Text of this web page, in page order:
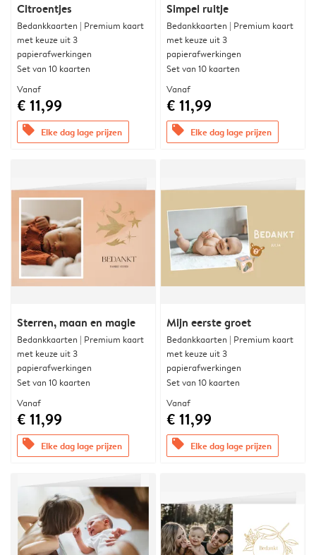
Citroentjes
Bedankkaarten | Premium kaart
met keuze uit 3
papierafwerkingen
Set van 10 kaarten
Vanaf
€ 11,99
offers Elke dag lage prijzen
Simpel ruitje
Bedankkaarten | Premium kaart
met keuze uit 3
papierafwerkingen
Set van 10 kaarten
Vanaf
€ 11,99
offers Elke dag lage prijzen
Sterren, maan en magie
Bedankkaarten | Premium kaart
met keuze uit 3
papierafwerkingen
Set van 10 kaarten
Vanaf
€ 11,99
offers Elke dag lage prijzen
Mijn eerste groet
Bedankkaarten | Premium kaart
met keuze uit 3
papierafwerkingen
Set van 10 kaarten
Vanaf
€ 11,99
offers Elke dag lage prijzen